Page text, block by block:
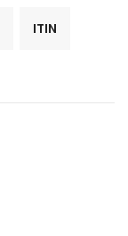
ITIN